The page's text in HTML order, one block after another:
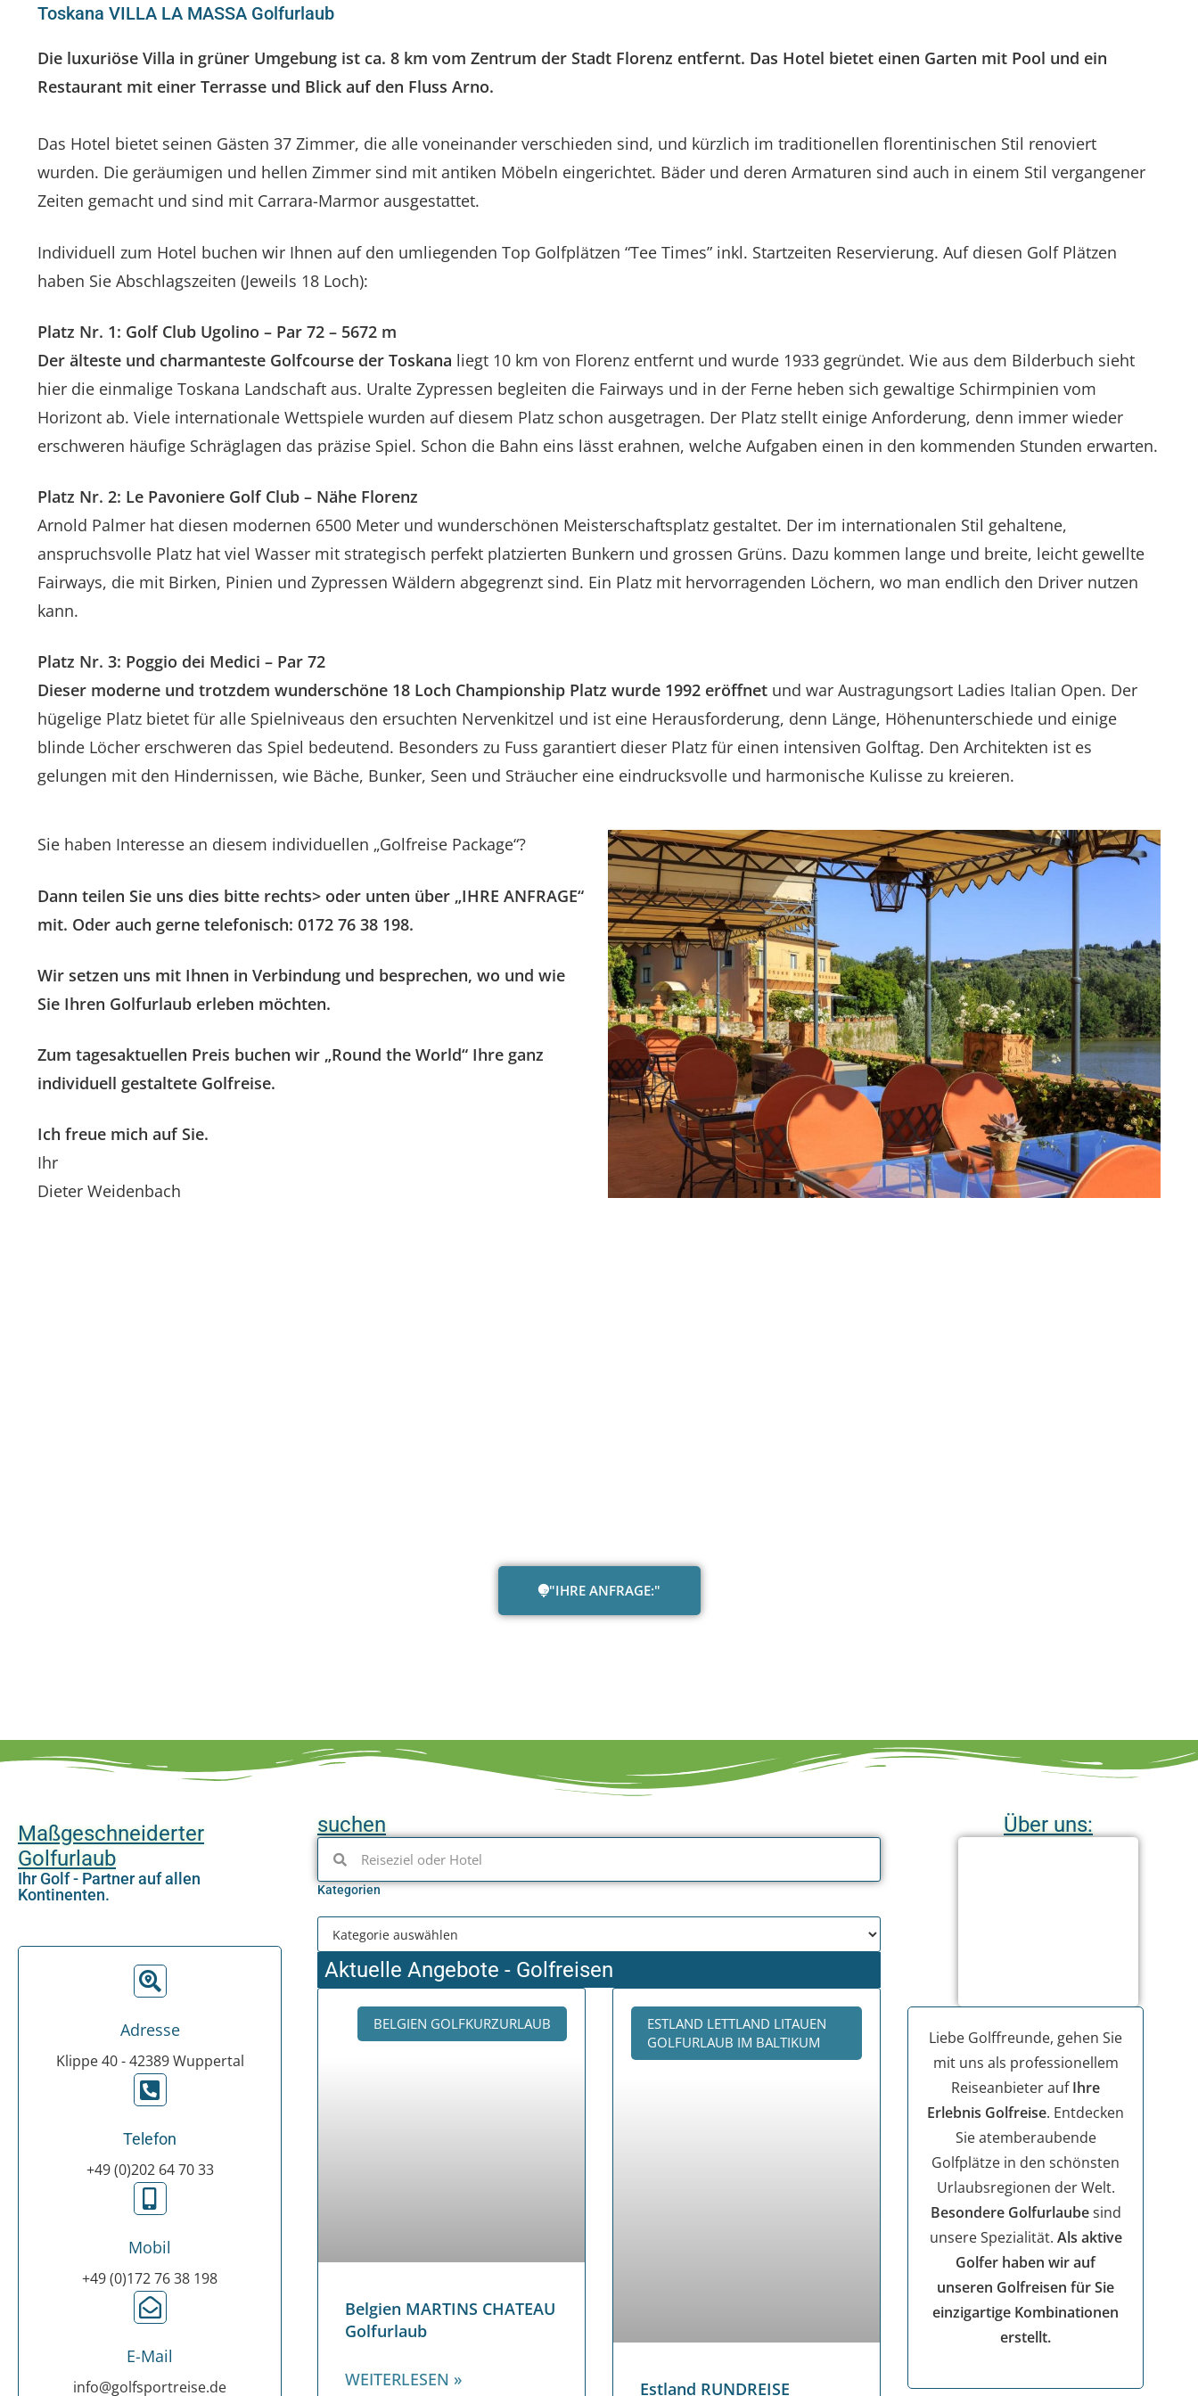
Toskana VILLA LA MASSA Golfurlaub
Die luxuriöse Villa in grüner Umgebung ist ca. 8 km vom Zentrum der Stadt Florenz entfernt. Das Hotel bietet einen Garten mit Pool und ein
Restaurant mit einer Terrasse und Blick auf den Fluss Arno.
Das Hotel bietet seinen Gästen 37 Zimmer, die alle voneinander verschieden sind, und kürzlich im traditionellen florentinischen Stil renoviert
wurden. Die geräumigen und hellen Zimmer sind mit antiken Möbeln eingerichtet. Bäder und deren Armaturen sind auch in einem Stil vergangener
Zeiten gemacht und sind mit Carrara-Marmor ausgestattet.
Individuell zum Hotel buchen wir Ihnen auf den umliegenden Top Golfplätzen “Tee Times” inkl. Startzeiten Reservierung. Auf diesen Golf Plätzen
haben Sie Abschlagszeiten (Jeweils 18 Loch):
Platz Nr. 1: Golf Club Ugolino – Par 72 – 5672 m
Der älteste und charmanteste Golfcourse der Toskana liegt 10 km von Florenz entfernt und wurde 1933 gegründet. Wie aus dem Bilderbuch sieht
hier die einmalige Toskana Landschaft aus. Uralte Zypressen begleiten die Fairways und in der Ferne heben sich gewaltige Schirmpinien vom
Horizont ab. Viele internationale Wettspiele wurden auf diesem Platz schon ausgetragen. Der Platz stellt einige Anforderung, denn immer wieder
erschweren häufige Schräglagen das präzise Spiel. Schon die Bahn eins lässt erahnen, welche Aufgaben einen in den kommenden Stunden erwarten.
Platz Nr. 2: Le Pavoniere Golf Club – Nähe Florenz
Arnold Palmer hat diesen modernen 6500 Meter und wunderschönen Meisterschaftsplatz gestaltet. Der im internationalen Stil gehaltene,
anspruchsvolle Platz hat viel Wasser mit strategisch perfekt platzierten Bunkern und grossen Grüns. Dazu kommen lange und breite, leicht gewellte
Fairways, die mit Birken, Pinien und Zypressen Wäldern abgegrenzt sind. Ein Platz mit hervorragenden Löchern, wo man endlich den Driver nutzen
kann.
Platz Nr. 3: Poggio dei Medici – Par 72
Dieser moderne und trotzdem wunderschöne 18 Loch Championship Platz wurde 1992 eröffnet und war Austragungsort Ladies Italian Open. Der
hügelige Platz bietet für alle Spielniveaus den ersuchten Nervenkitzel und ist eine Herausforderung, denn Länge, Höhenunterschiede und einige
blinde Löcher erschweren das Spiel bedeutend. Besonders zu Fuss garantiert dieser Platz für einen intensiven Golftag. Den Architekten ist es
gelungen mit den Hindernissen, wie Bäche, Bunker, Seen und Sträucher eine eindrucksvolle und harmonische Kulisse zu kreieren.
Sie haben Interesse an diesem individuellen „Golfreise Package“?
Dann teilen Sie uns dies bitte rechts> oder unten über „IHRE ANFRAGE“
mit. Oder auch gerne telefonisch: 0172 76 38 198.
Wir setzen uns mit Ihnen in Verbindung und besprechen, wo und wie
Sie Ihren Golfurlaub erleben möchten.
Zum tagesaktuellen Preis buchen wir „Round the World“ Ihre ganz
individuell gestaltete Golfreise.
Ich freue mich auf Sie.
Ihr
Dieter Weidenbach
"IHRE ANFRAGE:"
Maßgeschneiderter
Golfurlaub
Ihr Golf - Partner auf allen
Kontinenten.
Adresse
Klippe 40 - 42389 Wuppertal
Telefon
+49 (0)202 64 70 33
Mobil
+49 (0)172 76 38 198
E-Mail
info@golfsportreise.de
suchen
Kategorien
Aktuelle Angebote - Golfreisen
BELGIEN GOLFKURZURLAUB
Belgien MARTINS CHATEAU
Golfurlaub
WEITERLESEN »
ESTLAND LETTLAND LITAUEN
GOLFURLAUB IM BALTIKUM
Estland RUNDREISE
Über uns:
Liebe Golffreunde, gehen Sie
mit uns als professionellem
Reiseanbieter aufIhre
Erlebnis Golfreise. Entdecken
Sie atemberaubende
Golfplätze in den schönsten
Urlaubsregionen der Welt.
Besondere Golfurlaubesind
unsere Spezialität. Als aktive
Golfer haben wir auf
unseren Golfreisen für Sie
einzigartige Kombinationen
erstellt.